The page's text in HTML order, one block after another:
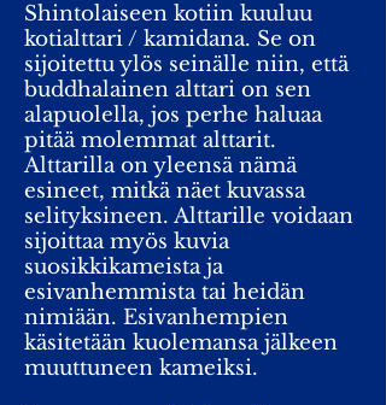
Shintolaiseen kotiin kuuluu
kotialttari / kamidana. Se on
sijoitettu ylös seinälle niin, että
buddhalainen alttari on sen
alapuolella, jos perhe haluaa
pitää molemmat alttarit.
Alttarilla on yleensä nämä
esineet, mitkä näet kuvassa
selityksineen. Alttarille voidaan
sijoittaa myös kuvia
suosikkikameista ja
esivanhemmista tai heidän
nimiään. Esivanhempien
käsitetään kuolemansa jälkeen
muuttuneen kameiksi.